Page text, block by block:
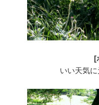
[
いい天気に